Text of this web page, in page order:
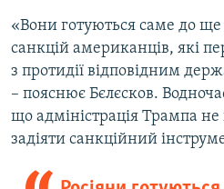
«Вони готуються саме до
санкцій американців, які
з протидії відповідним
– пояснює Бєлєсков.
що адміністрація Трампа не
задіяти санкційний